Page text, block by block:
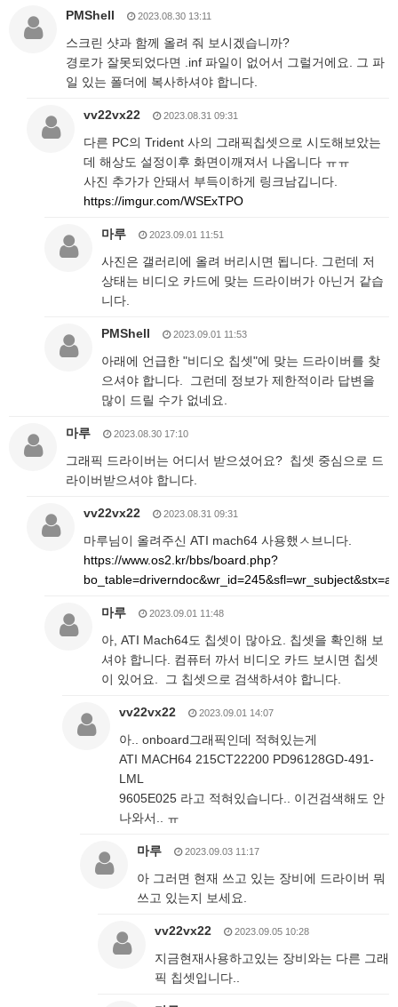
PMShell 2023.08.30 13:11
스크린 샷과 함께 올려 줘 보시겠습니까?
경로가 잘못되었다면 .inf 파일이 없어서 그럴거에요. 그 파
일 있는 폴더에 복사하셔야 합니다.
vv22vx22 2023.08.31 09:31
다른 PC의 Trident 사의 그래픽칩셋으로 시도해보았는
데 해상도 설정이후 화면이깨져서 나옵니다 ㅠㅠ
사진 추가가 안돼서 부득이하게 링크남깁니다.
https://imgur.com/WSExTPO
마루 2023.09.01 11:51
사진은 갤러리에 올려 버리시면 됩니다. 그런데 저
상태는 비디오 카드에 맞는 드라이버가 아닌거 같습
니다.
PMShell 2023.09.01 11:53
아래에 언급한 "비디오 칩셋"에 맞는 드라이버를 찾
으셔야 합니다. 그런데 정보가 제한적이라 답변을
많이 드릴 수가 없네요.
마루 2023.08.30 17:10
그래픽 드라이버는 어디서 받으셨어요? 칩셋 중심으로 드
라이버받으셔야 합니다.
vv22vx22 2023.08.31 09:31
마루님이 올려주신 ATI mach64 사용했ㅅ브니다.
https://www.os2.kr/bbs/board.php?
마루 2023.09.01 11:48
아, ATI Mach64도 칩셋이 많아요. 칩셋을 확인해 보
셔야 합니다. 컴퓨터 까서 비디오 카드 보시면 칩셋
이 있어요. 그 칩셋으로 검색하셔야 합니다.
vv22vx22 2023.09.01 14:07
아.. onboard그래픽인데 적혀있는게
ATI MACH64 215CT22200 PD96128GD-491-
LML
9605E025 라고 적혀있습니다.. 이건검색해도 안
나와서.. ㅠ
마루 2023.09.03 11:17
아 그러면 현재 쓰고 있는 장비에 드라이버 뭐
쓰고 있는지 보세요.
vv22vx22 2023.09.05 10:28
지금현재사용하고있는 장비와는 다른 그래
픽 칩셋입니다..